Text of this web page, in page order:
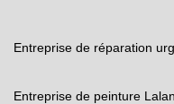
Entreprise de réparation
Entreprise de peinture